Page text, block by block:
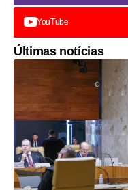
YouTube
Últimas notícias